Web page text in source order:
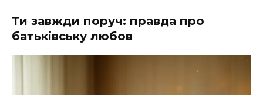
Ти завжди поруч: правда про
батьківську любов